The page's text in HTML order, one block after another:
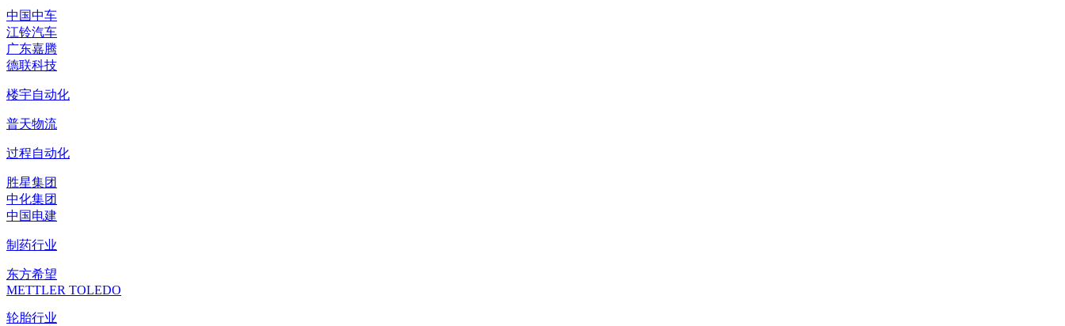
中国中车
江铃汽车
广东嘉腾
德联科技
楼宇自动化
普天物流
过程自动化
胜星集团
中化集团
中国电建
制药行业
东方希望
METTLER TOLEDO
轮胎行业